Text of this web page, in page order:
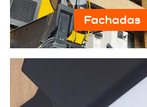
Fachadas